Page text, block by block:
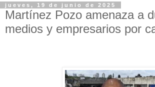
jueves, 19 de junio de 2025
Martínez Pozo amenaza a
medios y empresarios por